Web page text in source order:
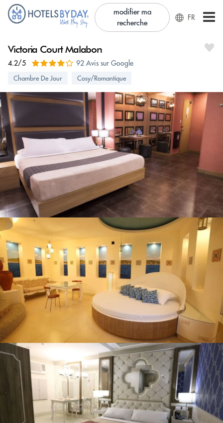
modifier ma
recherche
FR
Victoria Court Malabon
4.2/5 92 Avis sur Google
Chambre De Jour Cosy/Romantique